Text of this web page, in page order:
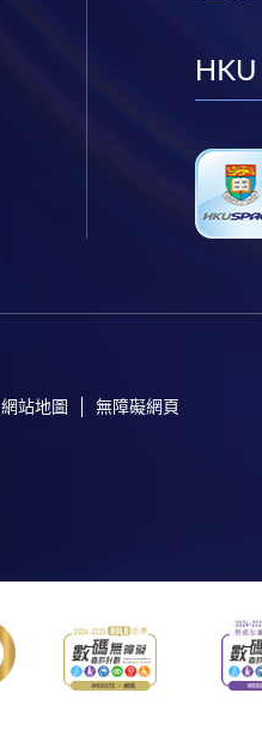
HKU
網站地圖 無障礙網頁